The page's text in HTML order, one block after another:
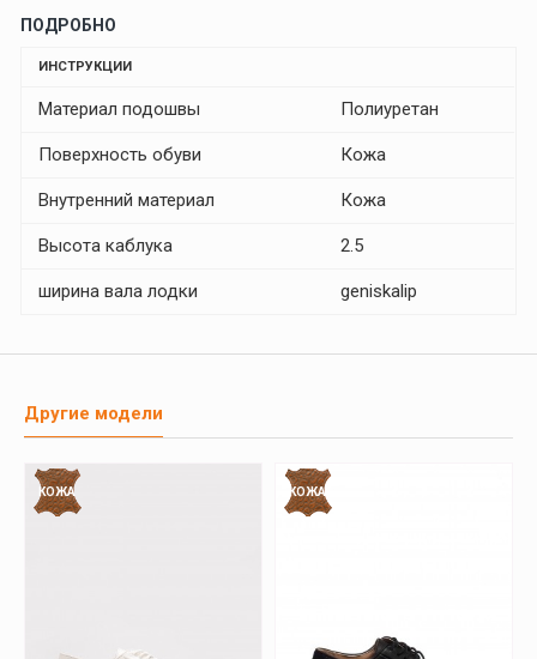
ПОДРОБНО
ИНСТРУКЦИИ
Материал подошвы Полиуретан
Поверхность обуви Кожа
Внутренний материал Кожа
Высота каблука 2.5
ширина вала лодки geniskalip
Другие модели
КОЖА КОЖА